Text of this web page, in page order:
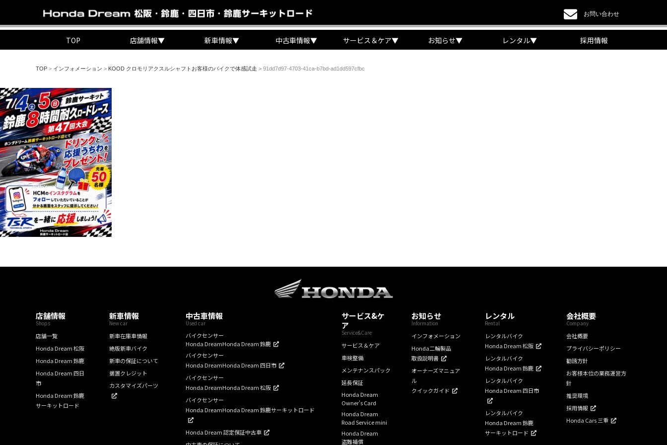
お問い合わせ
TOP 店舗情報▼ 新車情報▼ 中古車情報▼ サービス＆ケア▼ お知らせ▼ レンタル▼ 採用情報
TOP > インフォメーション > KOOD クロモリアクスルシャフトお客様のバイクで体感試走 > 91dd7d97-4703-41ca-b7bd-ad1dd597cfbc
店舗情報
Shops
店舗一覧
Honda Dream 松阪
Honda Dream 鈴鹿
Honda Dream 四日
市
Honda Dream 鈴鹿
サーキットロード
新車情報
New car
新車在庫車情報
絶版新車バイク
新車の保証について
据置クレジット
カスタマイズパーツ
中古車情報
Used car
バイクセンサー
Honda DreamHonda Dream 鈴鹿
バイクセンサー
Honda DreamHonda Dream 四日市
バイクセンサー
Honda DreamHonda Dream 松阪
バイクセンサー
Honda DreamHonda Dream 鈴鹿サーキットロード
Honda Dream 認定保証中古車
サービス&ケ
ア
Service&Care
サービス＆ケア
車検整備
メンテナンスパック
延長保証
Honda Dream
Owner's Card
Honda Dream
Road Service mini
Honda Dream
盗難補償
お知らせ
Information
インフォメーション
Honda二輪製品
取扱説明書
オーナーズマニュア
ル
クイックガイド
レンタル
Rental
レンタルバイク
Honda Dream 松阪
レンタルバイク
Honda Dream 鈴鹿
レンタルバイク
Honda Dream 四日市
レンタルバイク
Honda Dream 鈴鹿
サーキットロード
会社概要
Company
会社概要
プライバシーポリシー
勧誘方針
お客様本位の業務運営方
針
推奨環境
採用情報
Honda Cars 三重